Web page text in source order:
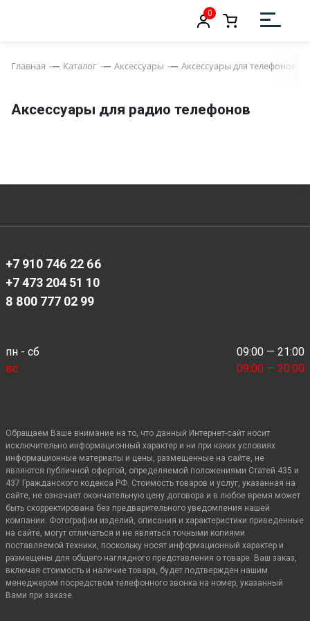
0
Главная Каталог Аксессуары Аксессуары для телефонов
Аксессуары для радио телефонов
+7 910 746 22 66
+7 473 204 51 10
8 800 777 02 99
пн - сб
09:00 — 21:00
вс
09:00 — 20:00
Обращаем Ваше внимание на то, что данный Интернет-сайт носит
исключительно информационный характер и ни при каких условиях
информационные материалы и цены, размещенные на сайте, не
являются публичной офертой, определяемой положениями Статей 435 и
437 Гражданского кодекса РФ. Стоимость товаров и услуг, указанная на
сайте, не означает окончательную цену договора и в любое время может
быть скорректирована без предварительного уведомления нашей
компании. Фотографии изделий, описания и характеристики приведенные
на сайте, могут отличаться и не являться точными копиями
поставляемой техники, поскольку носят информационный характер и
размещены для общего наглядного представления о товаре. Ваш заказ,
включая стоимость и наличие товара, будет подтвержден нашим
менеджером посредством телефонного звонка на номер, указанный
Вами при заказе.